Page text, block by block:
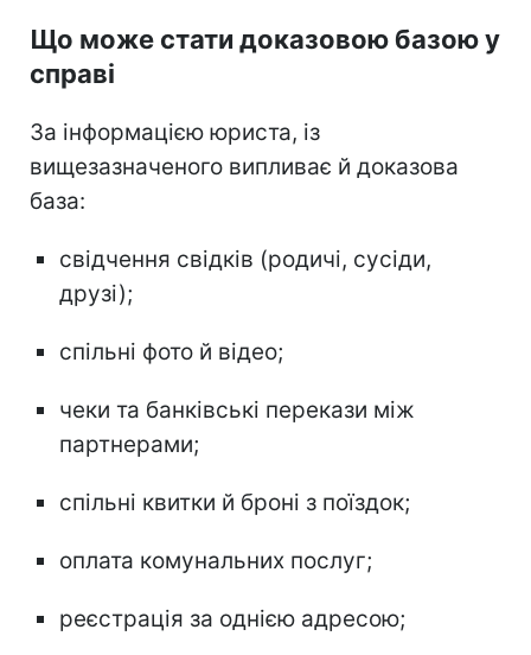
Що може стати доказовою базою у
справі
За інформацією юриста, із
вищезазначеного випливає й доказова
база:
свідчення свідків (родичі, сусіди,
друзі);
спільні фото й відео;
чеки та банківські перекази між
партнерами;
спільні квитки й броні з поїздок;
оплата комунальних послуг;
реєстрація за однією адресою;